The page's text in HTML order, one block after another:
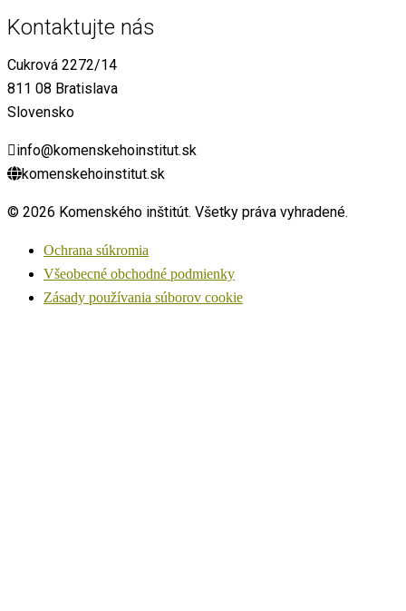
Kontaktujte nás
Cukrová 2272/14
811 08 Bratislava
Slovensko
info@komenskehoinstitut.sk
komenskehoinstitut.sk
© 2026 Komenského inštitút. Všetky práva vyhradené.
Ochrana súkromia
Všeobecné obchodné podmienky
Zásady používania súborov cookie